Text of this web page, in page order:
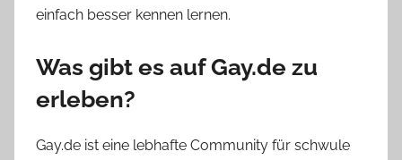
einfach besser kennen lernen.
Was gibt es auf Gay.de zu
erleben?
Gay.de ist eine lebhafte Community für schwule